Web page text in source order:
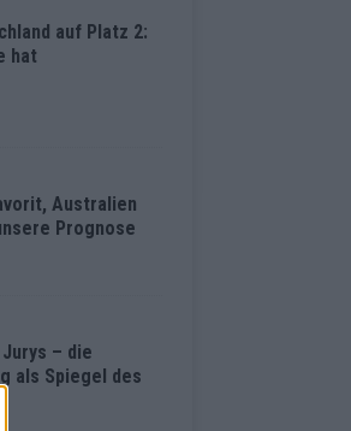
auf Platz 2:
hat
Australien
Prognose
– die
als Spiegel des